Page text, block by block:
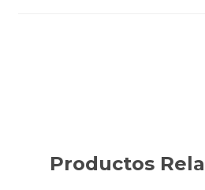
Productos